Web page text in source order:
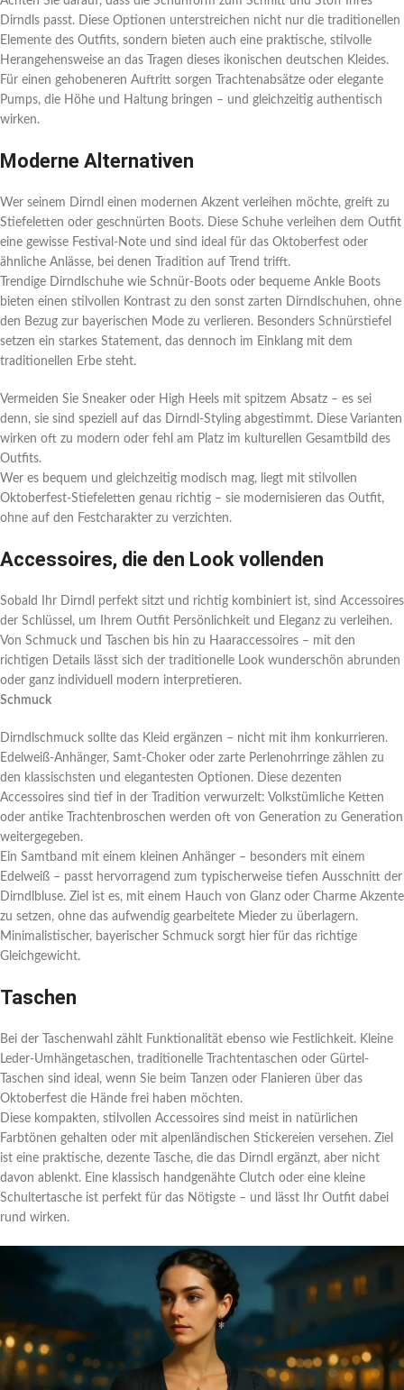
Dirndls passt. Diese Optionen unterstreichen nicht nur die traditionellen
Elemente des Outfits, sondern bieten auch eine praktische, stilvolle
Herangehensweise an das Tragen dieses ikonischen deutschen Kleides.
Für einen gehobeneren Auftritt sorgen Trachtenabsätze oder elegante
Pumps, die Höhe und Haltung bringen – und gleichzeitig authentisch
wirken.
Moderne Alternativen
Wer seinem Dirndl einen modernen Akzent verleihen möchte, greift zu
Stiefeletten oder geschnürten Boots. Diese Schuhe verleihen dem Outfit
eine gewisse Festival-Note und sind ideal für das Oktoberfest oder
ähnliche Anlässe, bei denen Tradition auf Trend trifft.
Trendige Dirndlschuhe wie Schnür-Boots oder bequeme Ankle Boots
bieten einen stilvollen Kontrast zu den sonst zarten Dirndlschuhen, ohne
den Bezug zur bayerischen Mode zu verlieren. Besonders Schnürstiefel
setzen ein starkes Statement, das dennoch im Einklang mit dem
traditionellen Erbe steht.
Vermeiden Sie Sneaker oder High Heels mit spitzem Absatz – es sei
denn, sie sind speziell auf das Dirndl-Styling abgestimmt. Diese Varianten
wirken oft zu modern oder fehl am Platz im kulturellen Gesamtbild des
Outfits.
Wer es bequem und gleichzeitig modisch mag, liegt mit stilvollen
Oktoberfest-Stiefeletten genau richtig – sie modernisieren das Outfit,
ohne auf den Festcharakter zu verzichten.
Accessoires, die den Look vollenden
Sobald Ihr Dirndl perfekt sitzt und richtig kombiniert ist, sind Accessoires
der Schlüssel, um Ihrem Outfit Persönlichkeit und Eleganz zu verleihen.
Von Schmuck und Taschen bis hin zu Haaraccessoires – mit den
richtigen Details lässt sich der traditionelle Look wunderschön abrunden
oder ganz individuell modern interpretieren.
Schmuck
Dirndlschmuck sollte das Kleid ergänzen – nicht mit ihm konkurrieren.
Edelweiß-Anhänger, Samt-Choker oder zarte Perlenohrringe zählen zu
den klassischsten und elegantesten Optionen. Diese dezenten
Accessoires sind tief in der Tradition verwurzelt: Volkstümliche Ketten
oder antike Trachtenbroschen werden oft von Generation zu Generation
weitergegeben.
Ein Samtband mit einem kleinen Anhänger – besonders mit einem
Edelweiß – passt hervorragend zum typischerweise tiefen Ausschnitt der
Dirndlbluse. Ziel ist es, mit einem Hauch von Glanz oder Charme Akzente
zu setzen, ohne das aufwendig gearbeitete Mieder zu überlagern.
Minimalistischer, bayerischer Schmuck sorgt hier für das richtige
Gleichgewicht.
Taschen
Bei der Taschenwahl zählt Funktionalität ebenso wie Festlichkeit. Kleine
Leder-Umhängetaschen, traditionelle Trachtentaschen oder Gürtel-
Taschen sind ideal, wenn Sie beim Tanzen oder Flanieren über das
Oktoberfest die Hände frei haben möchten.
Diese kompakten, stilvollen Accessoires sind meist in natürlichen
Farbtönen gehalten oder mit alpenländischen Stickereien versehen. Ziel
ist eine praktische, dezente Tasche, die das Dirndl ergänzt, aber nicht
davon ablenkt. Eine klassisch handgenähte Clutch oder eine kleine
Schultertasche ist perfekt für das Nötigste – und lässt Ihr Outfit dabei
rund wirken.